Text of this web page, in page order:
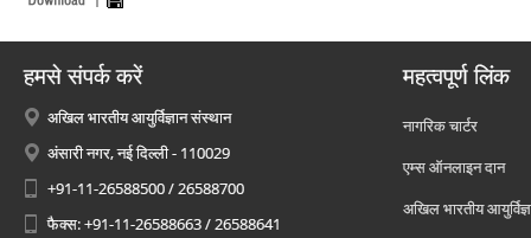
हमसे संपर्क करें
अखिल भारतीय आयुर्विज्ञान संस्थान
अंसारी नगर, नई दिल्ली - 110029
+91-11-26588500 / 26588700
फैक्स: +91-11-26588663 / 26588641
महत्वपूर्ण लिंक
नागरिक चार्टर
एम्स ऑनलाइन दान
अखिल भारतीय